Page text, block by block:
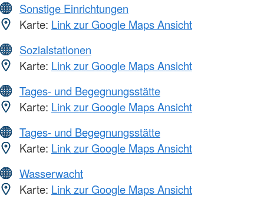
Sonstige Einrichtungen
Karte: Link zur Google Maps Ansicht
Sozialstationen
Karte: Link zur Google Maps Ansicht
Tages- und Begegnungsstätte
Karte: Link zur Google Maps Ansicht
Tages- und Begegnungsstätte
Karte: Link zur Google Maps Ansicht
Wasserwacht
Karte: Link zur Google Maps Ansicht